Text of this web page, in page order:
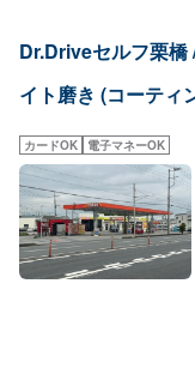
ます。事前に予約が必要
談ください。※代車の燃
日・営業時間>定休日：な
Dr.Driveセルフ栗橋
イト磨き (コーティ
カードOK 電子マネーOK